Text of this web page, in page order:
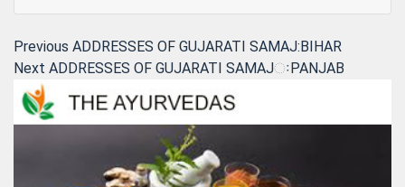
Post
navigation
Previous Previous
post:
ADDRESSES OF GUJARATI SAMAJ:BIHAR
Next Next
ADDRESSES OF GUJARATI SAMAJઃPANJAB